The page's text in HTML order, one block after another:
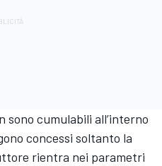
sono cumulabili all’interno
concessi soltanto la
rientra nei parametri